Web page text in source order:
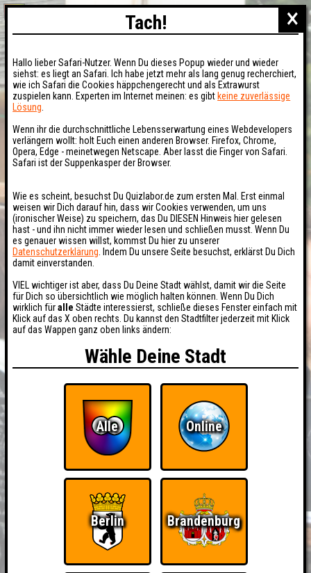
×
Tach!
Hallo lieber Safari-Nutzer. Wenn Du dieses Popup wieder und wieder
siehst: es liegt an Safari. Ich habe jetzt mehr als lang genug recherchiert,
wie ich Safari die Cookies häppchengerecht und als Extrawurst
zuspielen kann. Experten im Internet meinen: es gibt keine zuverlässige
Lösung
Wenn ihr die durchschnittliche Lebensserwartung eines Webdevelopers
verlängern wollt: holt Euch einen anderen Browser. Firefox, Chrome,
Opera, Edge - meinetwegen Netscape. Aber lasst die Finger von Safari.
Safari ist der Suppenkasper der Browser.
Wie es scheint, besuchst Du Quizlabor.de zum ersten Mal. Erst einmal
weisen wir Dich darauf hin, dass wir Cookies verwenden, um uns
(ironischer Weise) zu speichern, das Du DIESEN Hinweis hier gelesen
hast - und ihn nicht immer wieder lesen und schließen musst. Wenn Du
es genauer wissen willst, kommst Du hier zu unserer
Datenschutzerklärung . Indem Du unsere Seite besuchst, erklärst Du Dich
damit einverstanden.
VIEL wichtiger ist aber, dass Du Deine Stadt wählst, damit wir die Seite
für Dich so übersichtlich wie möglich halten können. Wenn Du Dich
wirklich füralle Städte interessierst, schließe dieses Fenster einfach mit
Klick auf das X oben rechts. Du kannst den Stadtfilter jederzeit mit Klick
auf das Wappen ganz oben links ändern:
Wähle Deine Stadt
Alle Online
Berlin Brandenburg